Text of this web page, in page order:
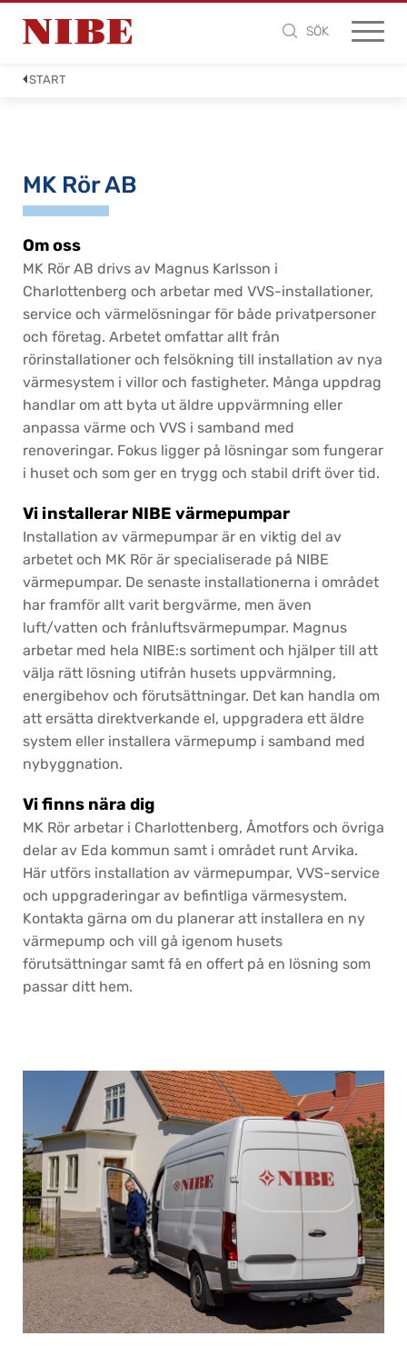
SÖK
START
MK Rör AB
Om oss
MK Rör AB drivs av Magnus Karlsson i
Charlottenberg och arbetar med VVS-installationer,
service och värmelösningar för både privatpersoner
och företag. Arbetet omfattar allt från
rörinstallationer och felsökning till installation av nya
värmesystem i villor och fastigheter. Många uppdrag
handlar om att byta ut äldre uppvärmning eller
anpassa värme och VVS i samband med
renoveringar. Fokus ligger på lösningar som fungerar
i huset och som ger en trygg och stabil drift över tid.
Vi installerar NIBE värmepumpar
Installation av värmepumpar är en viktig del av
arbetet och MK Rör är specialiserade på NIBE
värmepumpar. De senaste installationerna i området
har framför allt varit bergvärme, men även
luft/vatten och frånluftsvärmepumpar. Magnus
arbetar med hela NIBE:s sortiment och hjälper till att
välja rätt lösning utifrån husets uppvärmning,
energibehov och förutsättningar. Det kan handla om
att ersätta direktverkande el, uppgradera ett äldre
system eller installera värmepump i samband med
nybyggnation.
Vi finns nära dig
MK Rör arbetar i Charlottenberg, Åmotfors och övriga
delar av Eda kommun samt i området runt Arvika.
Här utförs installation av värmepumpar, VVS-service
och uppgraderingar av befintliga värmesystem.
Kontakta gärna om du planerar att installera en ny
värmepump och vill gå igenom husets
förutsättningar samt få en offert på en lösning som
passar ditt hem.